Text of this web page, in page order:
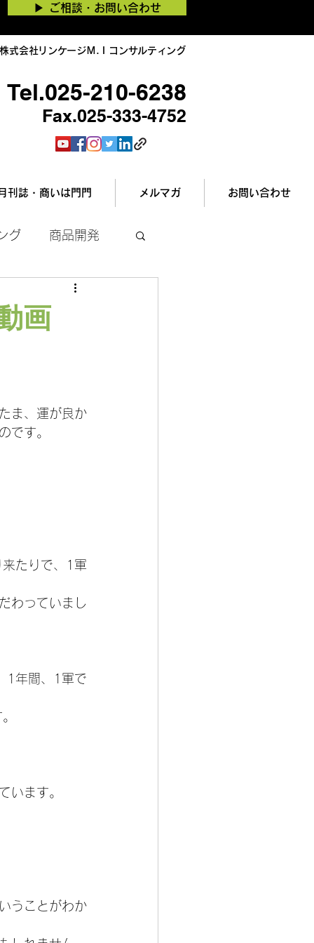
▶︎ ご相談・お問い合わせ
式会社リンケージＭ.Ｉコンサルティング
Tel.025-210-6238
Fax.025-333-4752
刊誌・商いは門門 メルマガ お問い合わせ
グ 商品開発
画
ま、運が良か
です。
たりで、1軍
わっていまし
1年間、1軍で
います。
うことがわか